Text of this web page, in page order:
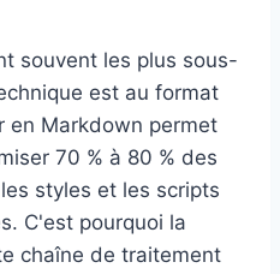
souvent les plus sous-
est au format
en Markdown permet
70 % à 80 % des
styles et les scripts
C'est pourquoi la
chaîne de traitement